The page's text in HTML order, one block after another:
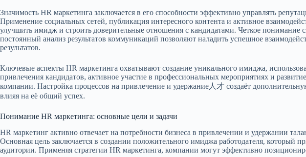
Значимость HR маркетинга заключается в его способности эффективно управлять
Применение социальных сетей, публикация интересного контента и активное
улучшить имидж и строить доверительные отношения с кандидатами. Четкое понимание
постоянный анализ результатов коммуникаций позволяют наладить успешное
результатов.
Ключевые аспекты HR маркетинга охватывают создание уникального имиджа,
привлечения кандидатов, активное участие в профессиональных мероприятиях и
компании. Настройка процессов на привлечение и удержание人才 создаёт
влияя на её общий успех.
Понимание HR маркетинга: основные цели и задачи
HR маркетинг активно отвечает на потребности бизнеса в привлечении и удержании
Основная цель заключается в создании положительного имиджа работодателя, который
аудитории. Применяя стратегии HR маркетинга, компании могут эффективно